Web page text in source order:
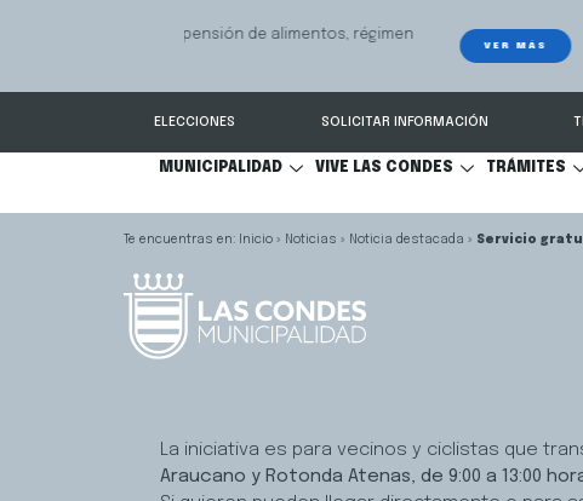
GPS Municipal – Auto
Sistema de
Condes.
ELECCIONES SOLICITAR INFORMACIÓN
MUNICIPALIDAD VIVE LAS CONDES TRÁMITES
Inicio » Noticias » Noticia destacada » Servicio
La iniciativa es para vecinos y ciclistas que
Araucano y Rotonda Atenas, de 9:00 a 13:00